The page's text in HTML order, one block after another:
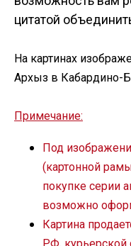
цитатой
На картинах
Архыз в Кабардино-
Примечание:
Под
(картонной
покупке серии
возможно
Картина